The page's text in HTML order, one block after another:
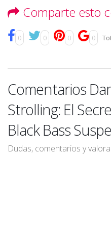
Comparte esto
0 0 0 0
Comentarios
Strolling: El
Black Bass
Dudas, comentarios y